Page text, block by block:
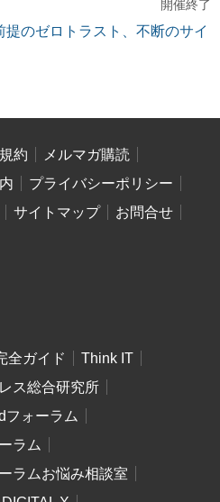
開催終了
提のゼロトラスト、不断のサイ
約
メルマガ購読
プライバシーポリシー
サイトマップ
お問合せ
全ガイド
Think IT
ス総合研究所
フォーラム
ラム
ラムお悩み相談室